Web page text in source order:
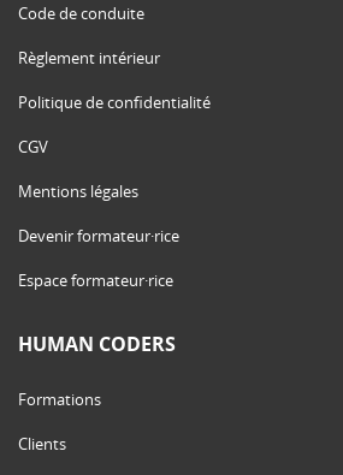
Code de conduite
Règlement intérieur
Politique de confidentialité
CGV
Mentions légales
Devenir formateur·rice
Espace formateur·rice
HUMAN CODERS
Formations
Clients